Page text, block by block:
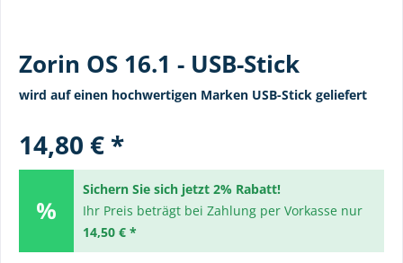
Zorin OS 16.1 - USB-Stick
wird auf einen hochwertigen Marken USB-Stick geliefert
14,80 € *
Sichern Sie sich jetzt 2% Rabatt!
Ihr Preis beträgt bei Zahlung per Vorkasse nur
14,50 € *